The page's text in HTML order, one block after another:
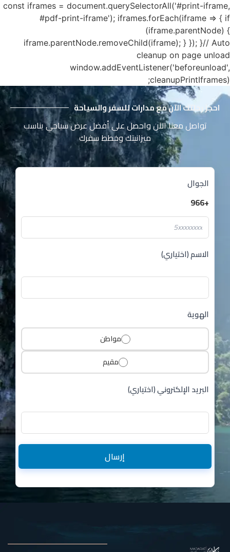
const iframes = document.querySelectorAll('#print-iframe,
#pdf-print-iframe'); iframes.forEach(iframe => { if
(iframe.parentNode) {
iframe.parentNode.removeChild(iframe); } }); }// Auto
cleanup on page unload
window.addEventListener('beforeunload',
cleanupPrintIframes);
احجز رحلتك الآن مع مدارات للسفر والسياحة
تواصل معنا الآن واحصل على أفضل عرض سياحي يناسب
ميزانيتك وخطط سفرك
الجوال
+966
الاسم (اختياري)
الهوية
مواطن
مقيم
البريد الإلكتروني (اختياري)
إرسال